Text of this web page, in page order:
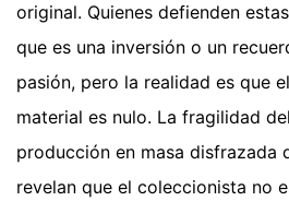
original. Quienes defienden
que es una inversión o un
pasión, pero la realidad es que
material es nulo. La fragilidad
producción en masa disfrazada
revelan que el coleccionista no